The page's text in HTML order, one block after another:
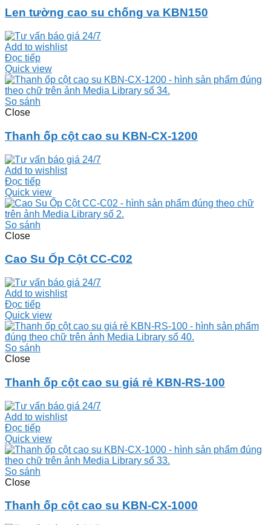
Len tường cao su chống va KBN150
Add to wishlist
Đọc tiếp
Quick view
So sánh
Close
Thanh ốp cột cao su KBN-CX-1200
Add to wishlist
Đọc tiếp
Quick view
So sánh
Close
Cao Su Ốp Cột CC-C02
Add to wishlist
Đọc tiếp
Quick view
So sánh
Close
Thanh ốp cột cao su giá rẻ KBN-RS-100
Add to wishlist
Đọc tiếp
Quick view
So sánh
Close
Thanh ốp cột cao su KBN-CX-1000